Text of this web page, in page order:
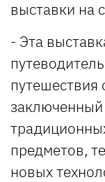
выставки на
- Эта
предметов,
новых